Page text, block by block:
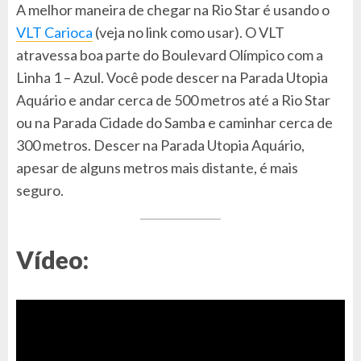
A melhor maneira de chegar na Rio Star é usando o
VLT Carioca (veja no link como usar). O VLT
atravessa boa parte do Boulevard Olímpico com a
Linha 1 – Azul. Você pode descer na Parada Utopia
Aquário e andar cerca de 500 metros até a Rio Star
ou na Parada Cidade do Samba e caminhar cerca de
300 metros. Descer na Parada Utopia Aquário,
apesar de alguns metros mais distante, é mais
seguro.
Vídeo: